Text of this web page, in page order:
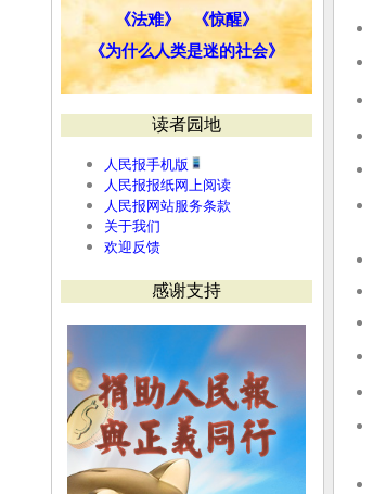
《法难》
《惊醒》
《为什么人类是迷的社会》
读者园地
人民报手机版
人民报报纸网上阅读
人民报网站服务条款
关于我们
欢迎反馈
感谢支持